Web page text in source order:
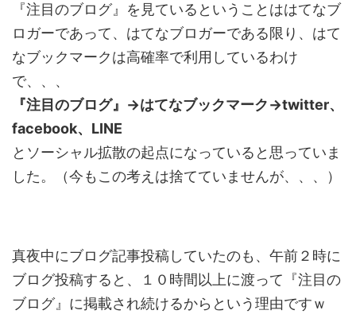
『注目のブログ』を見ているということははてなブ
ロガーであって、はてなブロガーである限り、はて
なブックマークは高確率で利用しているわけ
で、、、
『注目のブログ』→はてなブックマーク→twitter、
facebook、LINE
とソーシャル拡散の起点になっていると思っていま
した。（今もこの考えは捨てていませんが、、、）
真夜中にブログ記事投稿していたのも、午前２時に
ブログ投稿すると、１０時間以上に渡って『注目の
ブログ』に掲載され続けるからという理由ですｗ